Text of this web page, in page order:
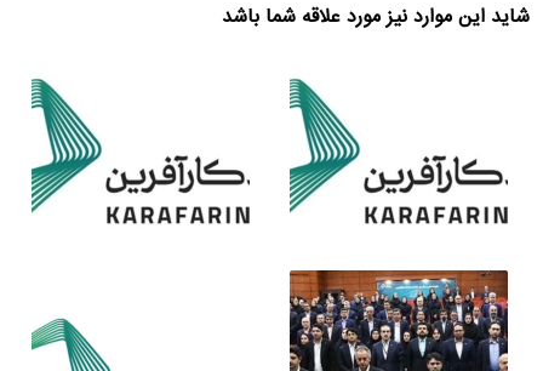
شاید این موارد نیز مورد علاقه شما باشد